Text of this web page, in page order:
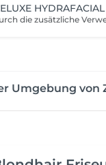
HYDRAFACIAL
Umgebung